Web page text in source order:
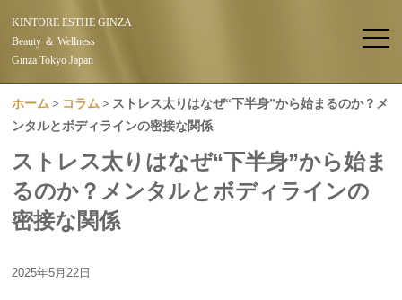
KINTORE ESTHE GINZA
Beauty ＆ Wellness
Ginza Tokyo Japan
ホーム コラム
ストレス太りはなぜ“下半身”から始まるのか？メ
ンタルとボディラインの密接な関係
ストレス太りはなぜ“下半身”から始ま
るのか？メンタルとボディラインの
密接な関係
2025年5月22日